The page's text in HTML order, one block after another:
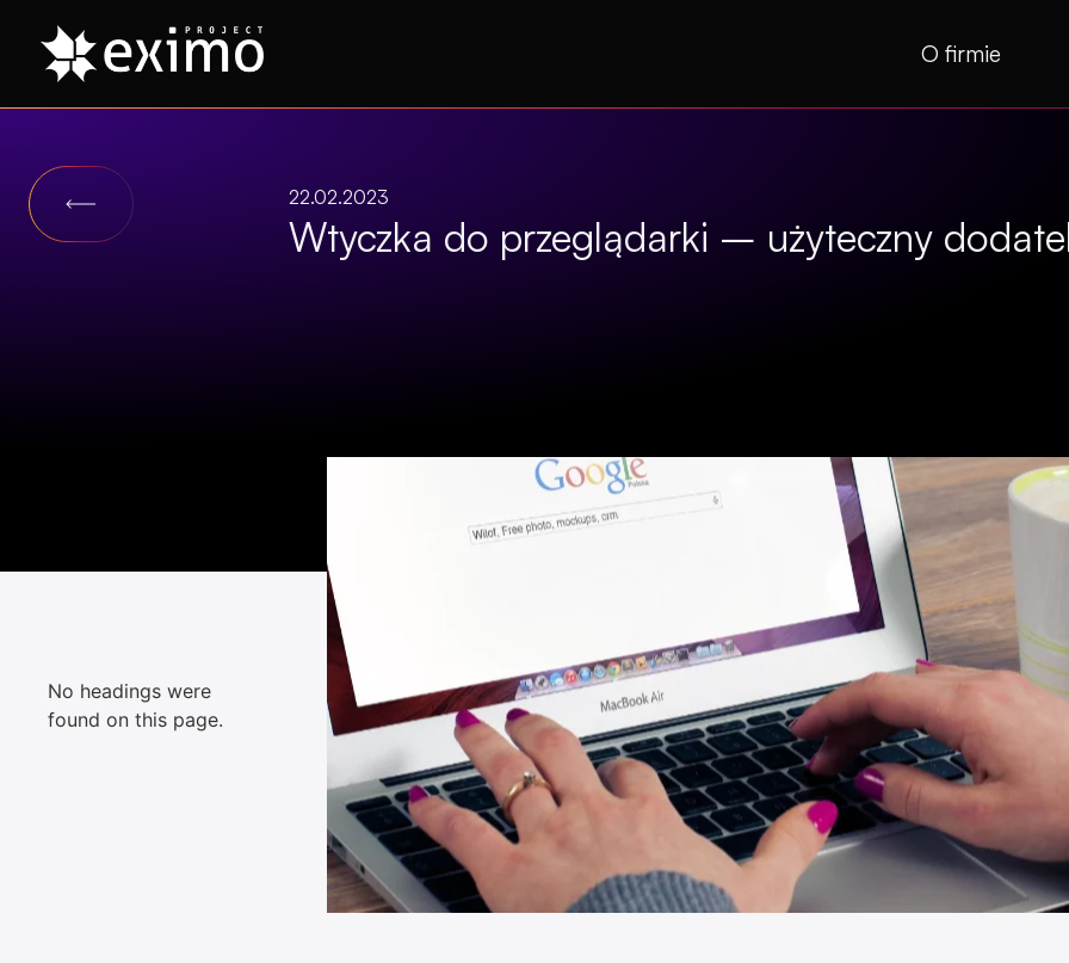
O firmie
22.02.2023
Wtyczka do przeglądarki – użyteczny
No headings were
found on this page.